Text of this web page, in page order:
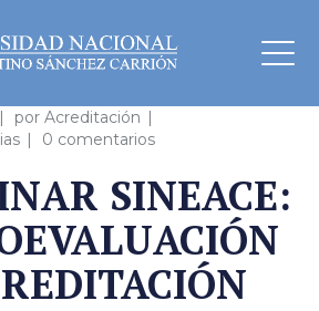
porAcreditación
0 comentarios
SINEACE:
de herramientas